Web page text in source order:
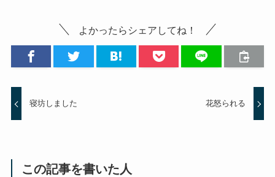
よかったらシェアしてね！
寝坊しました 花怒られる
この記事を書いた人